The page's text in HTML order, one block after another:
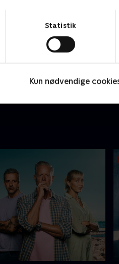
Statistik
Kun nødvendige